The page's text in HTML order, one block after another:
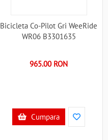
Bicicleta Co-Pilot Gri WeeRide
WR06 B3301635
965.00 RON
Cumpara